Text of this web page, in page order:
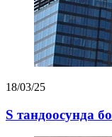
18/03/25
S тандоосунда